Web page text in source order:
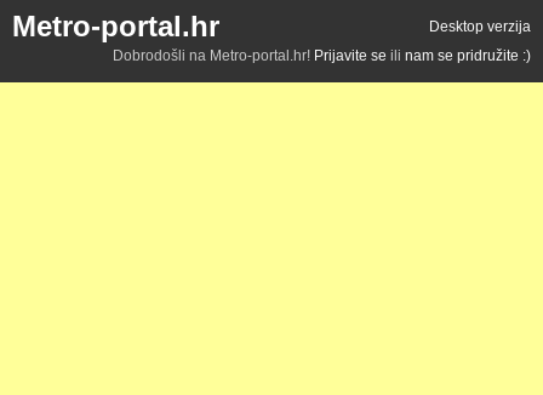
Metro-portal.hr
Desktop verzija
Dobrodošli na Metro-portal.hr! Prijavite se ili nam se pridružite :)